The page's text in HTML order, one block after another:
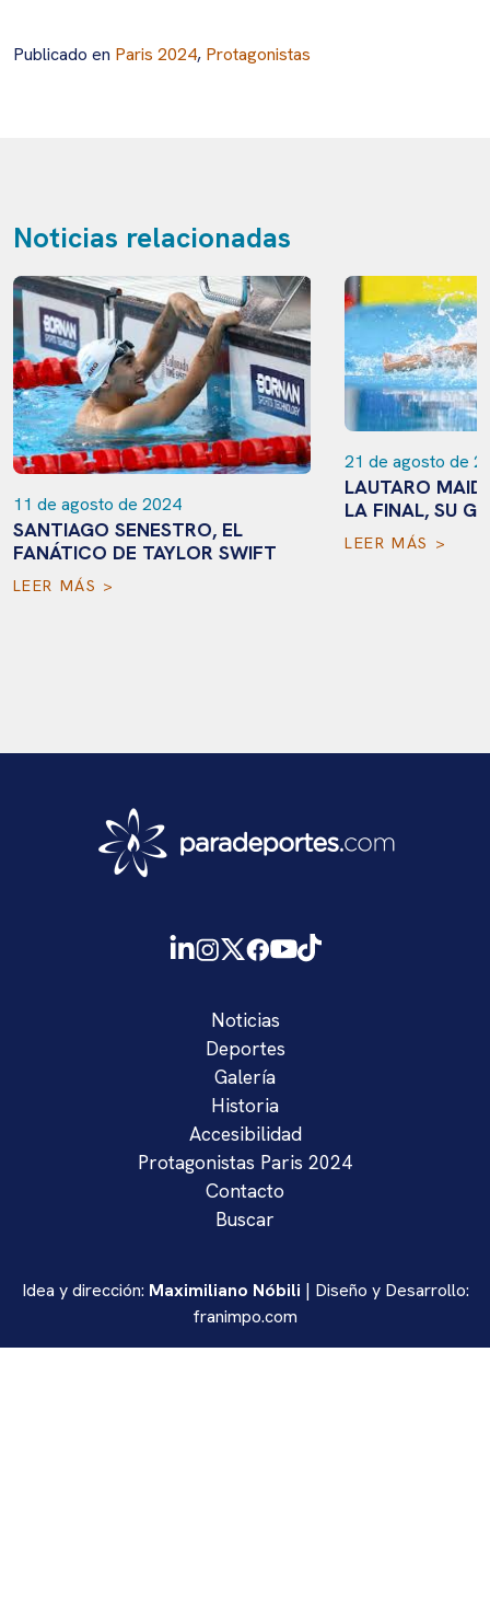
Publicado en Paris 2024, Protagonistas
Noticias relacionadas
11 de agosto de 2024
SANTIAGO SENESTRO, EL
FANÁTICO DE TAYLOR SWIFT
LEER MÁS >
21 de agosto de
LAUTARO
LA FINAL, SU
LEER MÁS >
Noticias
Deportes
Galería
Historia
Accesibilidad
Protagonistas Paris 2024
Contacto
Buscar
Idea y dirección: Maximiliano Nóbili | Diseño y Desarrollo:
franimpo.com